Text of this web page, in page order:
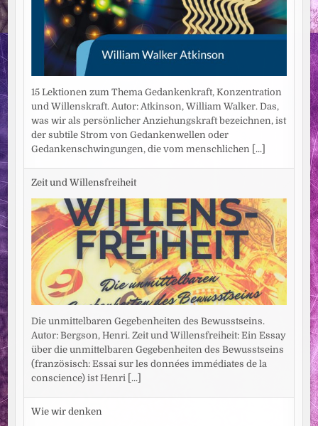
15 Lektionen zum Thema Gedankenkraft, Konzentration
und Willenskraft. Autor: Atkinson, William Walker. Das,
was wir als persönlicher Anziehungskraft bezeichnen, ist
der subtile Strom von Gedankenwellen oder
Gedankenschwingungen, die vom menschlichen
[...]
Zeit und Willensfreiheit
Die unmittelbaren Gegebenheiten des Bewusstseins.
Autor: Bergson, Henri. Zeit und Willensfreiheit: Ein Essay
über die unmittelbaren Gegebenheiten des Bewusstseins
(französisch: Essai sur les données immédiates de la
conscience) ist Henri
[...]
Wie wir denken